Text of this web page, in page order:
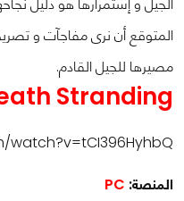
المتوقع أن نرى مفاجآت و
مصيرها للجيل القادم.
Stranding
المنصة: PC